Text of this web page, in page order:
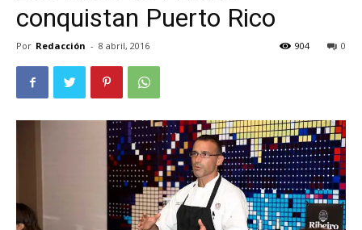
conquistan Puerto Rico
Por Redacción - 8 abril, 2016 0
904